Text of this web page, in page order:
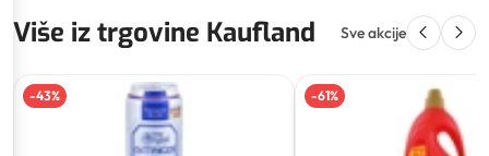
Više iz trgovine Kaufland Sve akcije
-43% -61%